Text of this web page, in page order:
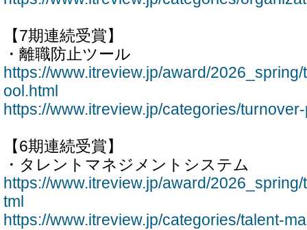
【7期連続受賞】
・離職防止ツール
https://www.itreview.jp/award/
ool.html
https://www.itreview.jp/categories/
【6期連続受賞】
・タレントマネジメントシステム
https://www.itreview.jp/award/
tml
https://www.itreview.jp/categories/talent-